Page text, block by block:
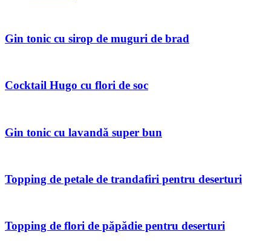
Gin tonic cu sirop de muguri de brad
Cocktail Hugo cu flori de soc
Gin tonic cu lavandă super bun
Topping de petale de trandafiri pentru deserturi
Topping de flori de păpădie pentru deserturi